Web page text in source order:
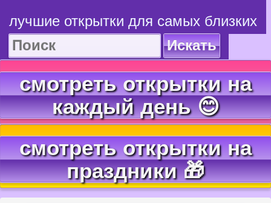
лучшие открытки для самых близких
Искать
смотреть открытки на
каждый день 😊
смотреть открытки на
праздники 🎁